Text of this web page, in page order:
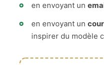
en envoyant un
en envoyant un
inspirer du modèle